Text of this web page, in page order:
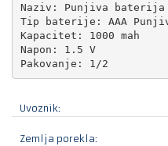
Naziv: Punjiva baterija
Tip baterije: AAA
Kapacitet: 1000 mah
Napon: 1.5 V
Pakovanje: 1/2
Uvoznik:
Zemlja porekla: